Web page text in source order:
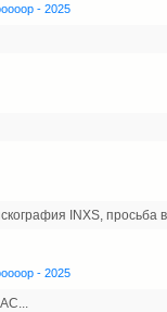
- 2025
INXS, просьба
- 2025